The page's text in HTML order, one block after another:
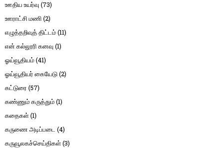
ஊதிய உயர்வு (73)
ஊராட்சி மணி(2)
எழுத்தறிவுத் திட்டம்(11)
என் கல்லூரி கனவு (1)
ஓய்வூதியம்(41)
ஓய்வூதியர் கையேடு(2)
கட்டுரை (57)
கண்ணும் கருத்தும்(1)
கதைகள்(1)
கருணை அடிப்படை (4)
கருவூலகச்செய்திகள்(3)